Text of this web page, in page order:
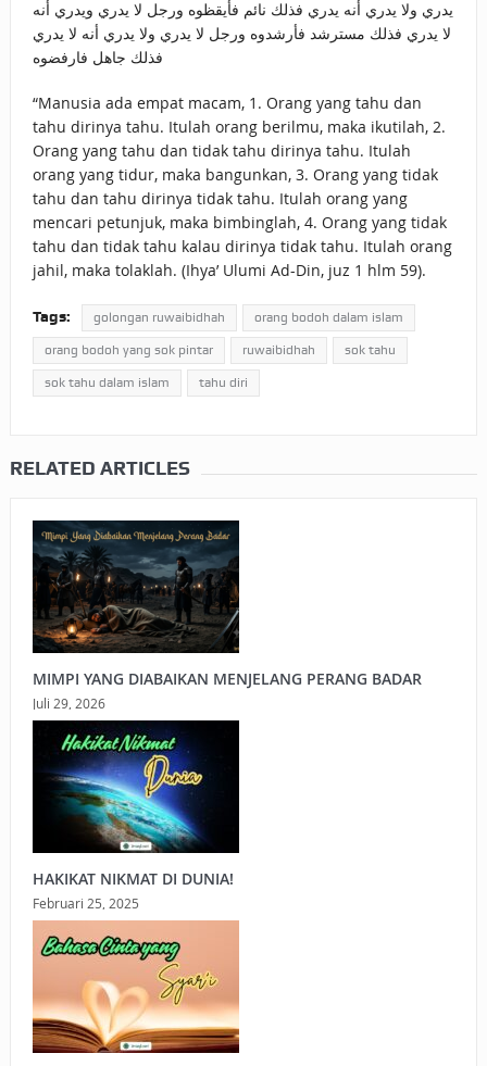
يدري ولا يدري أنه يدري فذلك نائم فأيقظوه ورجل لا يدري ويدري أنه
لا يدري فذلك مسترشد فأرشدوه ورجل لا يدري ولا يدري أنه لا يدري
فذلك جاهل فارفضوه
“Manusia ada empat macam, 1. Orang yang tahu dan
tahu dirinya tahu. Itulah orang berilmu, maka ikutilah, 2.
Orang yang tahu dan tidak tahu dirinya tahu. Itulah
orang yang tidur, maka bangunkan, 3. Orang yang tidak
tahu dan tahu dirinya tidak tahu. Itulah orang yang
mencari petunjuk, maka bimbinglah, 4. Orang yang tidak
tahu dan tidak tahu kalau dirinya tidak tahu. Itulah orang
jahil, maka tolaklah. (Ihya’ Ulumi Ad-Din, juz 1 hlm 59).
Tags: golongan ruwaibidhah orang bodoh dalam islam
orang bodoh yang sok pintar ruwaibidhah sok tahu
sok tahu dalam islam tahu diri
RELATED ARTICLES
MIMPI YANG DIABAIKAN MENJELANG PERANG BADAR
Juli 29, 2026
HAKIKAT NIKMAT DI DUNIA!
Februari 25, 2025